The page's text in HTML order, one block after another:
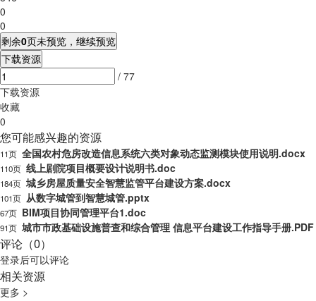
0
0
剩余0页未预览，继续预览
下载资源
/ 77
下载资源
收藏
0
您可能感兴趣的资源
11页 全国农村危房改造信息系统六类对象动态监测模块使用说明.docx
110页 线上剧院项目概要设计说明书.doc
184页 城乡房屋质量安全智慧监管平台建设方案.docx
101页 从数字城管到智慧城管.pptx
67页 BIM项目协同管理平台1.doc
91页 城市市政基础设施普查和综合管理 信息平台建设工作指导手册.PDF
评论（0）
登录后可以评论
相关资源
更多 >